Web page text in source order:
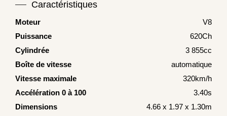
Caractéristiques
Moteur
V8
Puissance
620Ch
Cylindrée
3 855cc
Boîte de vitesse
automatique
Vitesse maximale
320km/h
Accélération 0 à 100
3.40s
Dimensions
4.66 x 1.97 x 1.30m